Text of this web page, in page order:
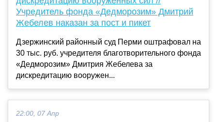
Учредитель фонда «Дедморозим» Дмитрий
Жебелев наказан за пост и пикет
Дзержинский районный суд Перми оштрафовал на
30 тыс. руб. учредителя благотворительного фонда
«Дедморозим» Дмитрия Жебелева за
дискредитацию вооружен...
22:00, 07 Апр